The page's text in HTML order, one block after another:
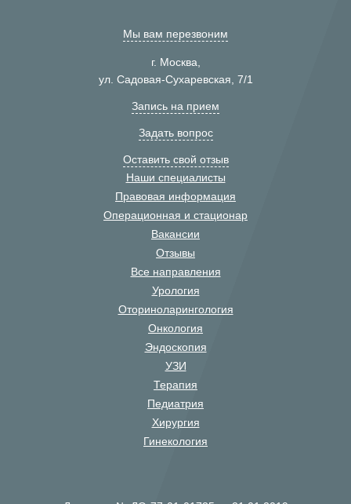
Мы вам перезвоним
г. Москва,
ул. Садовая-Сухаревская, 7/1
Запись на прием
Задать вопрос
Оставить свой отзыв
Наши специалисты
Правовая информация
Операционная и стационар
Вакансии
Отзывы
Все направления
Урология
Оториноларингология
Онкология
Эндоскопия
УЗИ
Терапия
Педиатрия
Хирургия
Гинекология